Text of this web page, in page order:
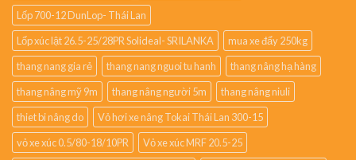
Lốp 700-12 DunLop- Thái Lan
Lốp xúc lật 26.5-25/28PR Solideal- SRILANKA
mua xe đẩy 250kg
thang nang gia rẻ
thang nang nguoi tu hanh
thang nâng hạ hàng
thang nâng mỹ 9m
thang nâng người 5m
thang nâng niuli
thiet bi nâng do
Vỏ hơi xe nâng Tokai Thái Lan 300-15
vỏ xe xúc 0.5/80-18/10PR
Vỏ xe xúc MRF 20.5-25